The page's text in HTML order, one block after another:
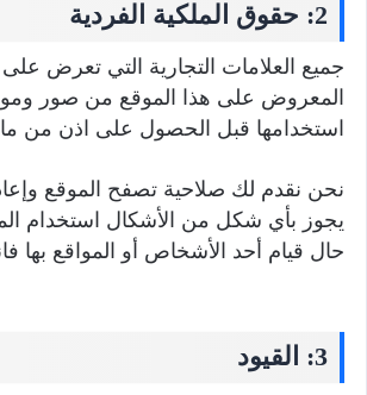
2: حقوق الملكية الفردية
جميع العلامات التجارية التي تعرض
المعروض على هذا الموقع من صور
استخدامها قبل الحصول على اذن من
نحن نقدم لك صلاحية تصفح الموقع
يجوز بأي شكل من الأشكال استخدام
حال قيام أحد الأشخاص أو المواقع بها
3: القيود